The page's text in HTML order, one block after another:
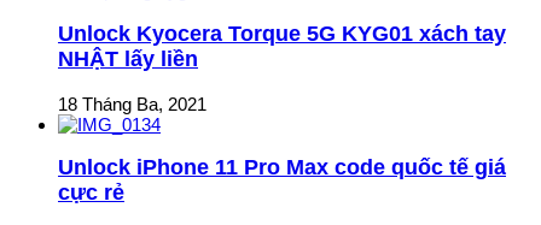
Unlock Kyocera Torque 5G KYG01 xách tay
NHẬT lấy liền
18 Tháng Ba, 2021
Unlock iPhone 11 Pro Max code quốc tế giá
cực rẻ